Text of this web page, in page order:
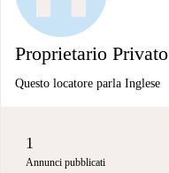
Proprietario Privato
Questo locatore parla Inglese
1
Annunci pubblicati